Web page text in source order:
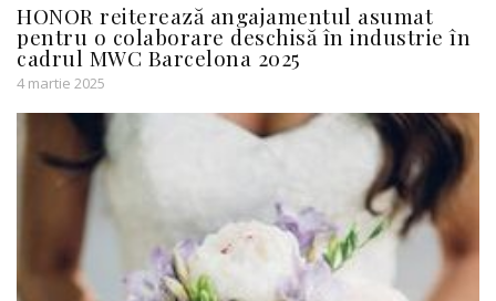
HONOR reiterează angajamentul asumat
pentru o colaborare deschisă în industrie în
cadrul MWC Barcelona 2025
4 martie 2025